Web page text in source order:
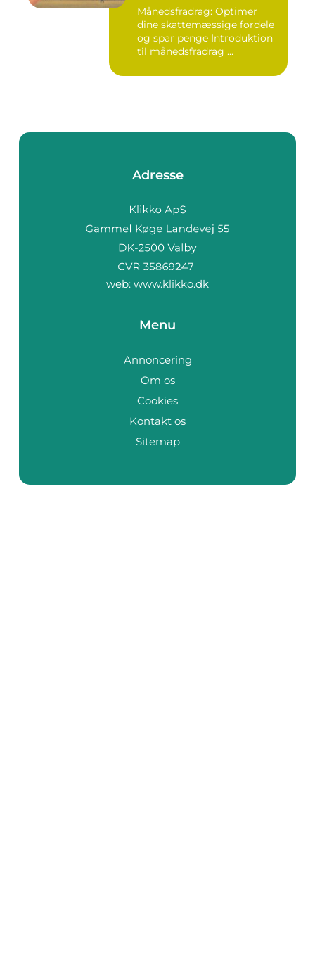
Månedsfradrag: Optimer
dine skattemæssige fordele
og spar penge Introduktion
til månedsfradrag ...
Adresse
web: www.klikko.dk
Menu
Annoncering
Om os
Cookies
Kontakt os
Sitemap